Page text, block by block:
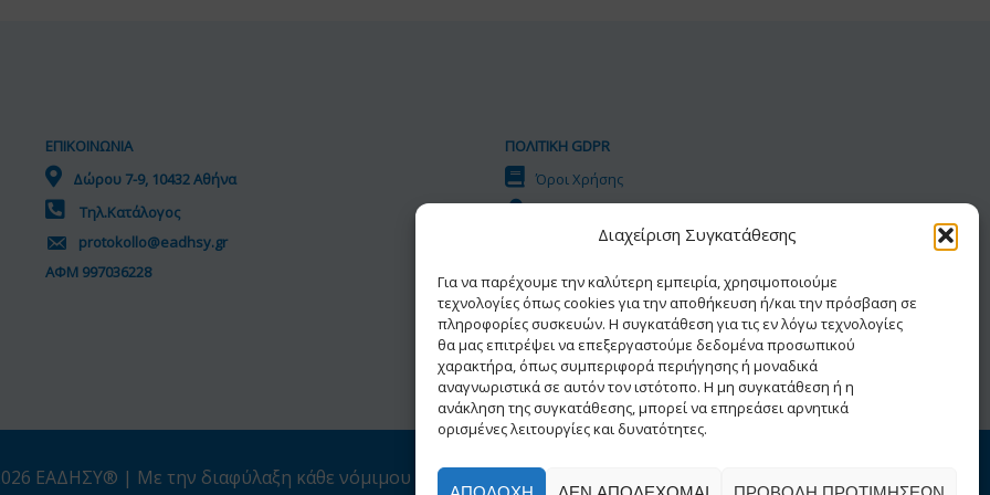
Διαχείριση Συγκατάθεσης
Για να παρέχουμε την καλύτερη εμπειρία, χρησιμοποιούμε
τεχνολογίες όπως cookies για την αποθήκευση ή/και την πρόσβαση σε
πληροφορίες συσκευών. Η συγκατάθεση για τις εν λόγω τεχνολογίες
θα μας επιτρέψει να επεξεργαστούμε δεδομένα προσωπικού
χαρακτήρα, όπως συμπεριφορά περιήγησης ή μοναδικά
αναγνωριστικά σε αυτόν τον ιστότοπο. Η μη συγκατάθεση ή η
ανάκληση της συγκατάθεσης, μπορεί να επηρεάσει αρνητικά
ορισμένες λειτουργίες και δυνατότητες.
ΕΠΙΚΟΙΝΩΝΙΑ
Δώρου 7-9, 10432 Αθήνα
Τηλ.Κατάλογος
protokollo@eadhsy.gr
ΑΦΜ 997036228
ΠΟΛΙΤΙΚΗ GDPR
Όροι Χρήσης
Πολιτική Cookies
Δήλωση Προσβασιμότητας
ΕΑΔΗΣΥ® | Με την διαφύλαξη κάθε νόμιμου δικαιώματος